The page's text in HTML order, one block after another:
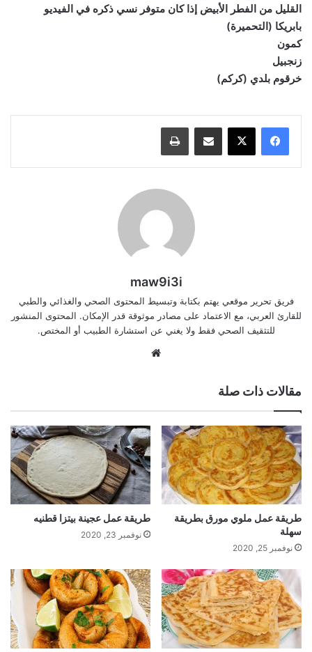
القليل من الفطر الأبيض إذا كان متوفر نسي ذكره في الفيديو
بابريكا (التحميرة)
كمون
زنجبيل
خرقوم بلدي (كركم)
مشاركة عبر البريد طباعة
maw9i3i
فريق تحرير موقعي يهتم بكتابة وتبسيط المحتوى الصحي والغذائي والطبي
للقارئ العربي، مع الاعتماد على مصادر موثوقة قدر الإمكان. المحتوى المنشور
للتثقيف الصحي فقط ولا يغني عن استشارة الطبيب أو المختص.
مقالات ذات صلة
طريقة عمل ملوي مورق بطريقة
سهلة
نوفمبر 25, 2020
طريقة عمل عجينة بيتزا قطنيه
نوفمبر 23, 2020